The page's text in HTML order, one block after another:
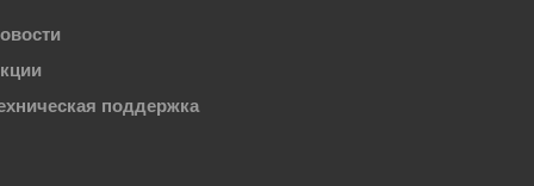
поддержка